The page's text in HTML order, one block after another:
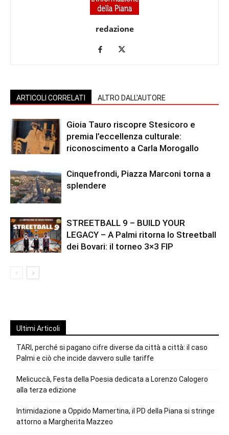
redazione
ARTICOLI CORRELATI ALTRO DALL'AUTORE
Gioia Tauro riscopre Stesicoro e
premia l’eccellenza culturale:
riconoscimento a Carla Morogallo
Cinquefrondi, Piazza Marconi torna a
splendere
STREETBALL 9 – BUILD YOUR
LEGACY – A Palmi ritorna lo Streetball
dei Bovari: il torneo 3×3 FIP
Ultimi Articoli
TARI, perché si pagano cifre diverse da città a città: il caso
Palmi e ciò che incide davvero sulle tariffe
Melicuccà, Festa della Poesia dedicata a Lorenzo Calogero
alla terza edizione
Intimidazione a Oppido Mamertina, il PD della Piana si stringe
attorno a Margherita Mazzeo